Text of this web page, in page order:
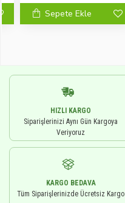
Sepete Ekle
HIZLI KARGO
Siparişlerinizi Aynı Gün Kargoya
Veriyoruz
KARGO BEDAVA
Tüm Siparişlerinizde Ücretsiz Kargo